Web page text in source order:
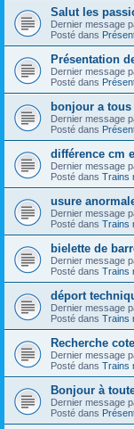
Salut les
Dernier message
Posté dans
Présentation
Dernier message
Posté dans
bonjour a tous
Dernier message
Posté dans
différence cm
Dernier message
Posté dans Trains
usure
Dernier message
Posté dans Trains
bielette de
Dernier message
Posté dans Trains
déport
Dernier message
Posté dans Trains
Recherche
Dernier message
Posté dans Trains
Bonjour à
Dernier message
Posté dans